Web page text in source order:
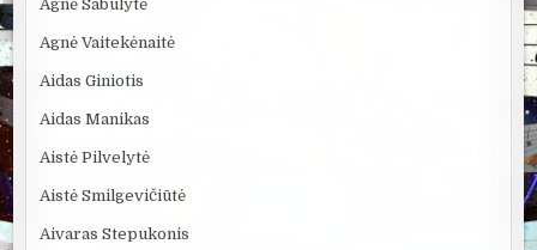
Agnė Sabulytė
Agnė Vaitekėnaitė
Aidas Giniotis
Aidas Manikas
Aistė Pilvelytė
Aistė Smilgevičiūtė
Aivaras Stepukonis